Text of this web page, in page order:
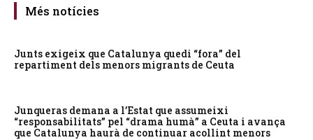
Més notícies
Junts exigeix que Catalunya quedi “fora” del
repartiment dels menors migrants de Ceuta
Junqueras demana a l’Estat que assumeixi
“responsabilitats” pel “drama humà” a Ceuta i avança
que Catalunya haurà de continuar acollint menors